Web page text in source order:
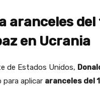
aranceles del
en Ucrania
de Estados Unidos,
aplicar aranceles del